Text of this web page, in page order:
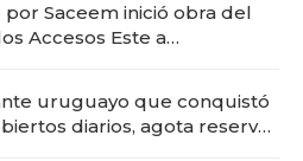
Saceem inició obra del
Accesos Este a
uruguayo que conquistó
diarios, agota reservas